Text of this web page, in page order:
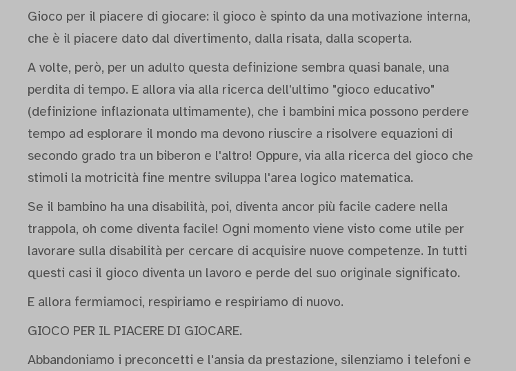
Gioco per il piacere di giocare: il gioco è spinto da una motivazione interna,
che è il piacere dato dal divertimento, dalla risata, dalla scoperta.
A volte, però, per un adulto questa definizione sembra quasi banale, una
perdita di tempo. E allora via alla ricerca dell'ultimo "gioco educativo"
(definizione inflazionata ultimamente), che i bambini mica possono perdere
tempo ad esplorare il mondo ma devono riuscire a risolvere equazioni di
secondo grado tra un biberon e l'altro! Oppure, via alla ricerca del gioco che
stimoli la motricità fine mentre sviluppa l'area logico matematica.
Se il bambino ha una disabilità, poi, diventa ancor più facile cadere nella
trappola, oh come diventa facile! Ogni momento viene visto come utile per
lavorare sulla disabilità per cercare di acquisire nuove competenze. In tutti
questi casi il gioco diventa un lavoro e perde del suo originale significato.
E allora fermiamoci, respiriamo e respiriamo di nuovo.
GIOCO PER IL PIACERE DI GIOCARE.
Abbandoniamo i preconcetti e l'ansia da prestazione, silenziamo i telefoni e